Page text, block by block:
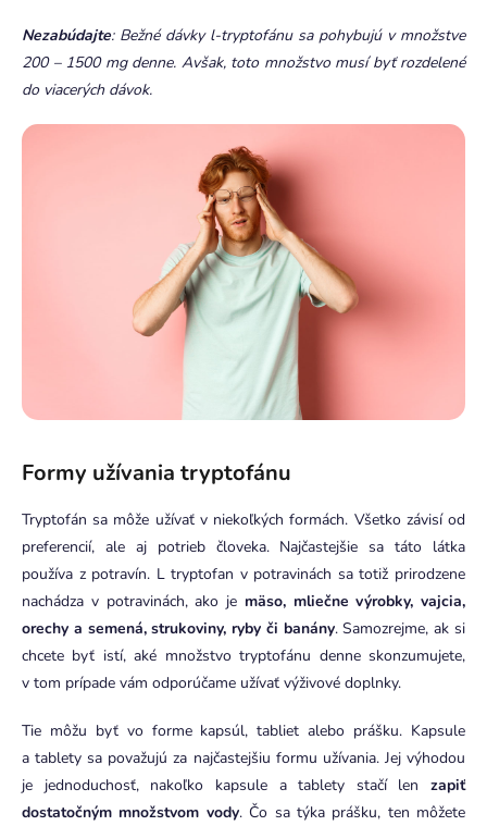
Nezabúdajte: Bežné dávky l-tryptofánu sa pohybujú v množstve
200 – 1500 mg denne. Avšak, toto množstvo musí byť rozdelené
do viacerých dávok.
Formy užívania tryptofánu
Tryptofán sa môže užívať v niekoľkých formách. Všetko závisí od
preferencií, ale aj potrieb človeka. Najčastejšie sa táto látka
používa z potravín. L tryptofan v potravinách sa totiž prirodzene
nachádza v potravinách, ako je mäso, mliečne výrobky, vajcia,
orechy a semená, strukoviny, ryby či banány. Samozrejme, ak si
chcete byť istí, aké množstvo tryptofánu denne skonzumujete,
v tom prípade vám odporúčame užívať výživové doplnky.
Tie môžu byť vo forme kapsúl, tabliet alebo prášku. Kapsule
a tablety sa považujú za najčastejšiu formu užívania. Jej výhodou
je jednoduchosť, nakoľko kapsule a tablety stačí len zapiť
dostatočným množstvom vody. Čo sa týka prášku, ten môžete